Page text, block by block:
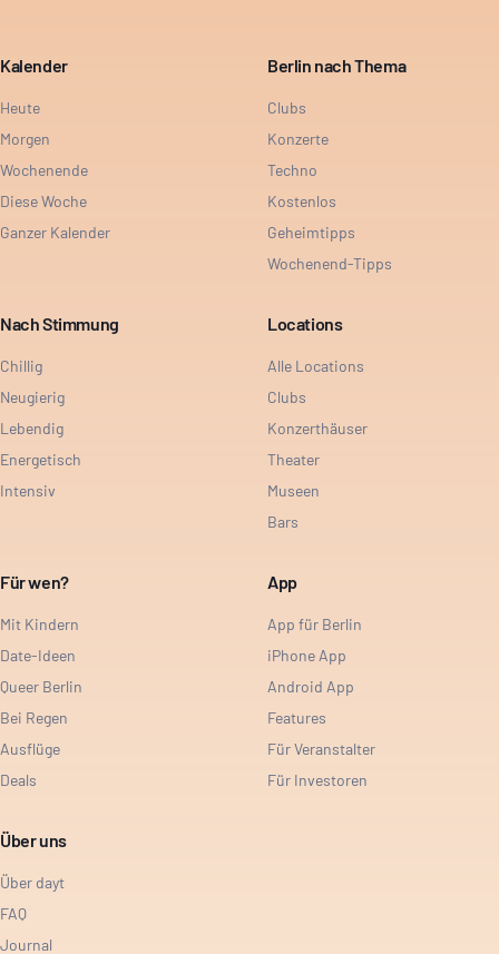
Kalender
Heute
Morgen
Wochenende
Diese Woche
Ganzer Kalender
Berlin nach Thema
Clubs
Konzerte
Techno
Kostenlos
Geheimtipps
Wochenend-Tipps
Nach Stimmung
Chillig
Neugierig
Lebendig
Energetisch
Intensiv
Locations
Alle Locations
Clubs
Konzerthäuser
Theater
Museen
Bars
Für wen?
Mit Kindern
Date-Ideen
Queer Berlin
Bei Regen
Ausflüge
Deals
App
App für Berlin
iPhone App
Android App
Features
Für Veranstalter
Für Investoren
Über uns
Über dayt
FAQ
Journal